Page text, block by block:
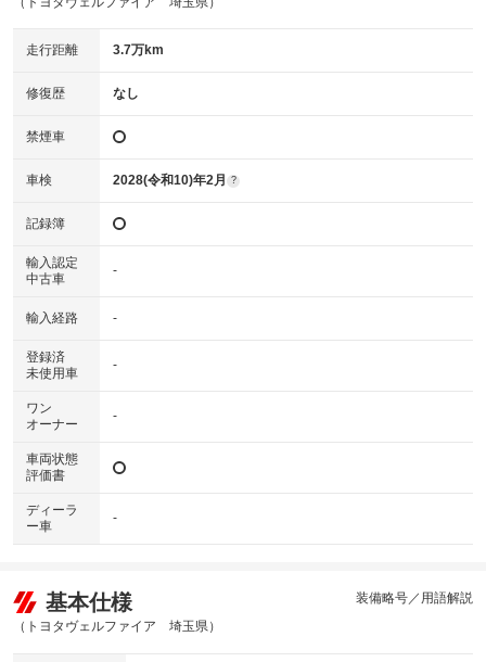
走行距離 3.7万km
修復歴 なし
禁煙車
車検 2028(令和10)年2月 ?
記録簿
輸入認定
中古車
-
輸入経路 -
登録済
未使用車
-
ワン
オーナー
-
車両状態
評価書
ディーラ
ー車
-
基本仕様
（トヨタヴェルファイア 埼玉県）
装備略号／用語解説